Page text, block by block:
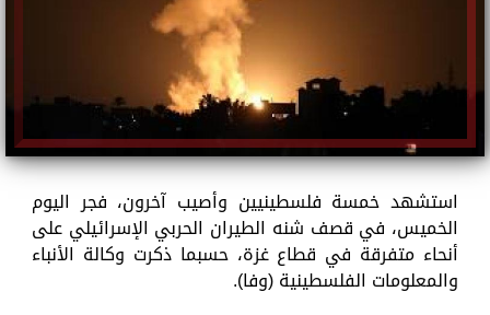
استشهد خمسة فلسطينيين وأصيب آخرون، فجر اليوم
الخميس، في قصف شنه الطيران الحربي الإسرائيلي على
أنحاء متفرقة في قطاع غزة، حسبما ذكرت وكالة الأنباء
والمعلومات الفلسطينية (وفا).